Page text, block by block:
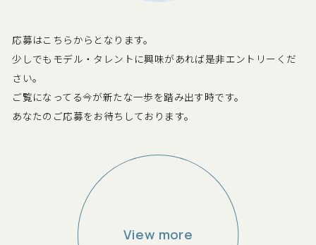
応募はこちらからとなります。
少しでもモデル・タレントに興味があれば是非エントリーくだ
さい。
ご覧になってる今が新たな一歩を踏み出す時です。
あなたのご応募をお待ちしております。
View more